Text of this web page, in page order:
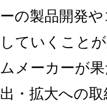
ーの製品開発
していくこと
ムメーカーが
出・拡大への